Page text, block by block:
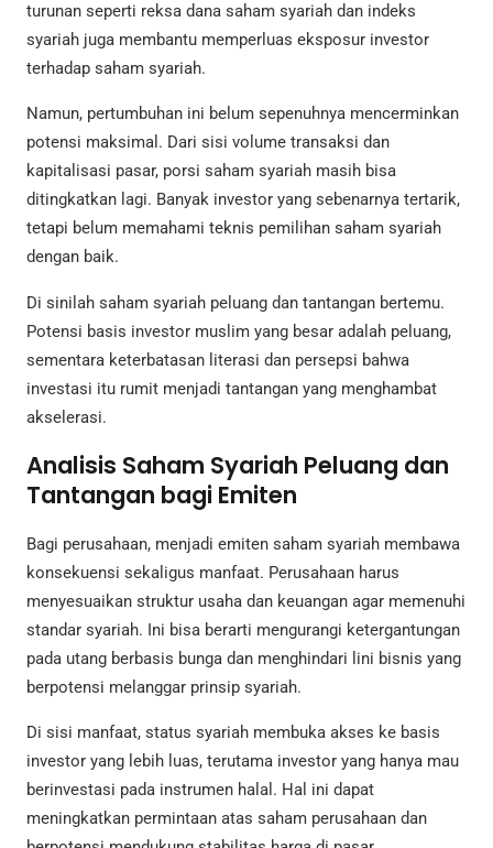
turunan seperti reksa dana saham syariah dan indeks
syariah juga membantu memperluas eksposur investor
terhadap saham syariah.
Namun, pertumbuhan ini belum sepenuhnya mencerminkan
potensi maksimal. Dari sisi volume transaksi dan
kapitalisasi pasar, porsi saham syariah masih bisa
ditingkatkan lagi. Banyak investor yang sebenarnya tertarik,
tetapi belum memahami teknis pemilihan saham syariah
dengan baik.
Di sinilah saham syariah peluang dan tantangan bertemu.
Potensi basis investor muslim yang besar adalah peluang,
sementara keterbatasan literasi dan persepsi bahwa
investasi itu rumit menjadi tantangan yang menghambat
akselerasi.
Analisis Saham Syariah Peluang dan
Tantangan bagi Emiten
Bagi perusahaan, menjadi emiten saham syariah membawa
konsekuensi sekaligus manfaat. Perusahaan harus
menyesuaikan struktur usaha dan keuangan agar memenuhi
standar syariah. Ini bisa berarti mengurangi ketergantungan
pada utang berbasis bunga dan menghindari lini bisnis yang
berpotensi melanggar prinsip syariah.
Di sisi manfaat, status syariah membuka akses ke basis
investor yang lebih luas, terutama investor yang hanya mau
berinvestasi pada instrumen halal. Hal ini dapat
meningkatkan permintaan atas saham perusahaan dan